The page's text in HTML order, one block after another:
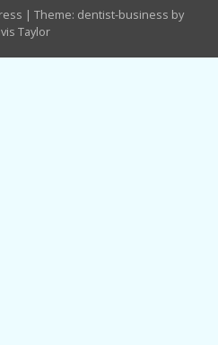
| Theme: dentist-business by
Taylor